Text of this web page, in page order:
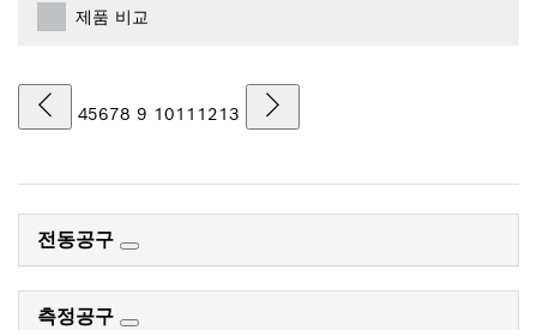
제품 비교
45678 9 1011 1213
전동공구
측정공구